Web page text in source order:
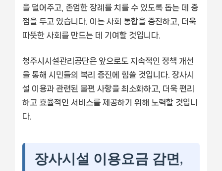
을 덜어주고, 존엄한 장례를 치를 수 있도록 돕는 데 중
점을 두고 있습니다. 이는 사회 통합을 증진하고, 더욱
따뜻한 사회를 만드는 데 기여할 것입니다.
청주시시설관리공단은 앞으로도 지속적인 정책 개선
을 통해 시민들의 복리 증진에 힘쓸 것입니다. 장사시
설 이용과 관련된 불편 사항을 최소화하고, 더욱 편리
하고 효율적인 서비스를 제공하기 위해 노력할 것입니
다.
장사시설 이용요금 감면,